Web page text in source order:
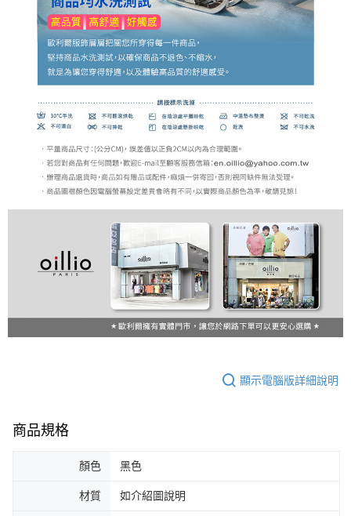
顯示電腦版詳細說明
商品規格
顏色 黑色
材質 如介紹圖說明